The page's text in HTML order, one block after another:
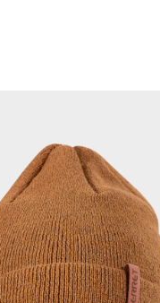
СЕРИЯ.
| L | XL | XXL*